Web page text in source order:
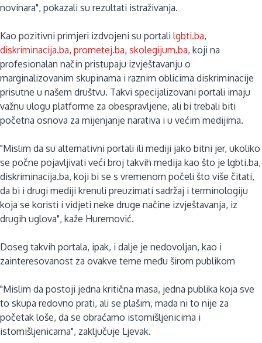
novinara", pokazali su rezultati istraživanja.
Kao pozitivni primjeri izdvojeni su portali lgbti.ba,
diskriminacija.ba, prometej.ba, skolegijum.ba, koji na
profesionalan način pristupaju izvještavanju o
marginalizovanim skupinama i raznim oblicima diskriminacije
prisutne u našem društvu. Takvi specijalizovani portali imaju
važnu ulogu platforme za obespravljene, ali bi trebali biti
početna osnova za mijenjanje narativa i u većim medijima.
"Mislim da su alternativni portali ili mediji jako bitni jer, ukoliko
se počne pojavljivati veći broj takvih medija kao što je lgbti.ba,
diskriminacija.ba, koji bi se s vremenom počeli što više čitati,
da bi i drugi mediji krenuli preuzimati sadržaj i terminologiju
koja se koristi i vidjeti neke druge načine izvještavanja, iz
drugih uglova", kaže Huremović.
Doseg takvih portala, ipak, i dalje je nedovoljan, kao i
zainteresovanost za ovakve teme među širom publikom
"Mislim da postoji jedna kritična masa, jedna publika koja sve
to skupa redovno prati, ali se plašim, mada ni to nije za
početak loše, da se obraćamo istomišljenicima i
istomišljenicama", zaključuje Ljevak.